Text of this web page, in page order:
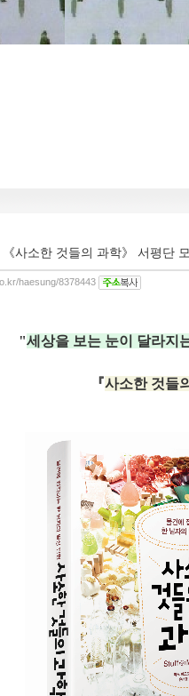
사소한 것들의 과학》 서평단
haesung/8378443
"세상을 보는 눈이 달라지
『사소한 것들